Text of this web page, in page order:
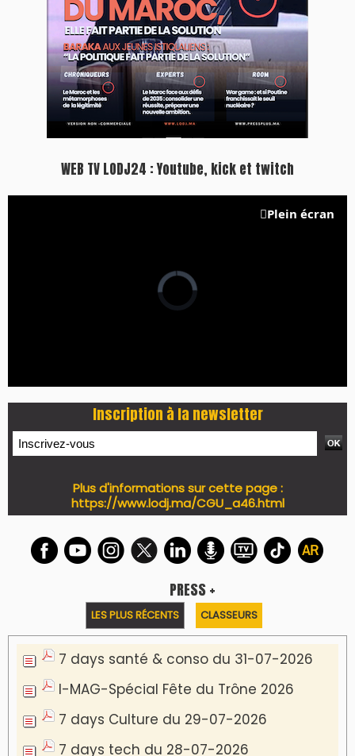
WEB TV LODJ24 : Youtube, kick et twitch
Plein écran
Inscription à la newsletter
Plus d'informations sur cette page :
https://www.lodj.ma/CGU_a46.html
PRESS +
LES PLUS RÉCENTS CLASSEURS
7 days santé & conso du 31-07-2026
I-MAG-Spécial Fête du Trône 2026
7 days Culture du 29-07-2026
7 days tech du 28-07-2026